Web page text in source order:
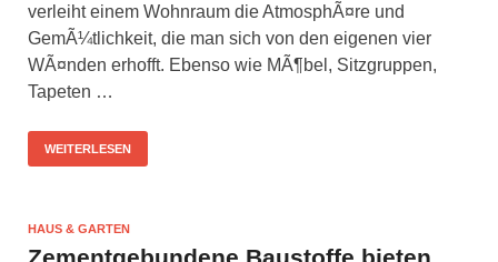
verleiht einem Wohnraum die AtmosphÃ¤re und
GemÃ¼tlichkeit, die man sich von den eigenen vier
WÃ¤nden erhofft. Ebenso wie MÃ¶bel, Sitzgruppen,
Tapeten …
WEITERLESEN
HAUS & GARTEN